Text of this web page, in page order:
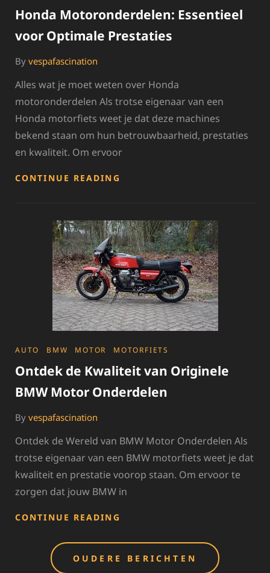
Honda Motoronderdelen: Essentieel
voor Optimale Prestaties
By vespafascination
Alles wat je moet weten over Honda
motoronderdelen Als trotse eigenaar van een
Honda motorfiets weet je dat deze machines
bekend staan om hun betrouwbaarheid, prestaties
en kwaliteit. Om ervoor
CONTINUE READING
OPTIMALE
PRESTATIES
CATEGORIES
AUTO BMW MOTOR MOTORFIETS
Ontdek de Kwaliteit van Originele
BMW Motor Onderdelen
By vespafascination
Ontdek de Wereld van BMW Motor Onderdelen Als
trotse eigenaar van een BMW motorfiets weet je dat
kwaliteit en prestatie voorop staan. Om ervoor te
zorgen dat jouw BMW in
CONTINUE READING
KWALITEIT
ORIGINELE
Berichten
OUDERE BERICHTEN